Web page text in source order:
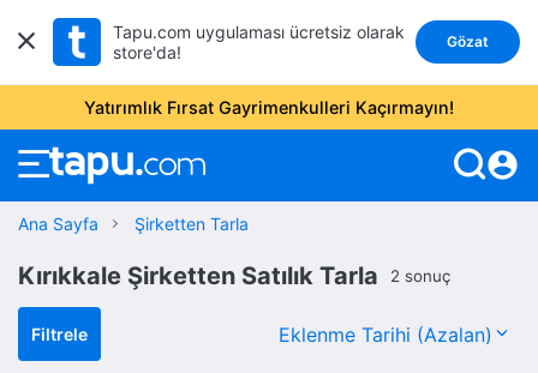
Tapu.com uygulaması ücretsiz olarak
store'da!
Gözat
Yatırımlık Fırsat Gayrimenkulleri Kaçırmayın!
account_circle
Ana Sayfa Şirketten Tarla
Kırıkkale Şirketten Satılık Tarla 2 sonuç
Filtrele